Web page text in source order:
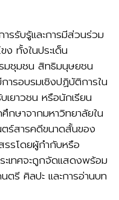
รรับรู้และการมีส่วนร่วม
ทั้งในประเด็น
มชุมชน สิทธิมนุษยชน
ารอบรมเชิงปฏิบัติการใน
ยาวชน หรือนักเรียน
กษาจากมหาวิทยาลัยใน
ตร์สารคดีขนาดสั้นของ
รรโดยผู้กํากับหรือ
ะเทศจะถูกจัดแสดงพร้อม
รี ศิลปะ และการอ่านบท